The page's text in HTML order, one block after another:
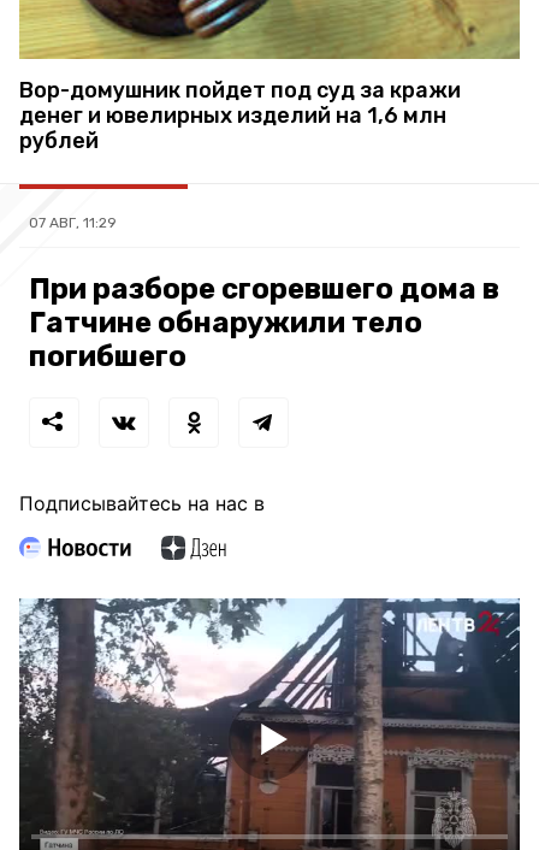
Вор-домушник пойдет под суд за кражи
денег и ювелирных изделий на 1,6 млн
рублей
07 АВГ, 11:29
При разборе сгоревшего дома в
Гатчине обнаружили тело
погибшего
Подписывайтесь на нас в